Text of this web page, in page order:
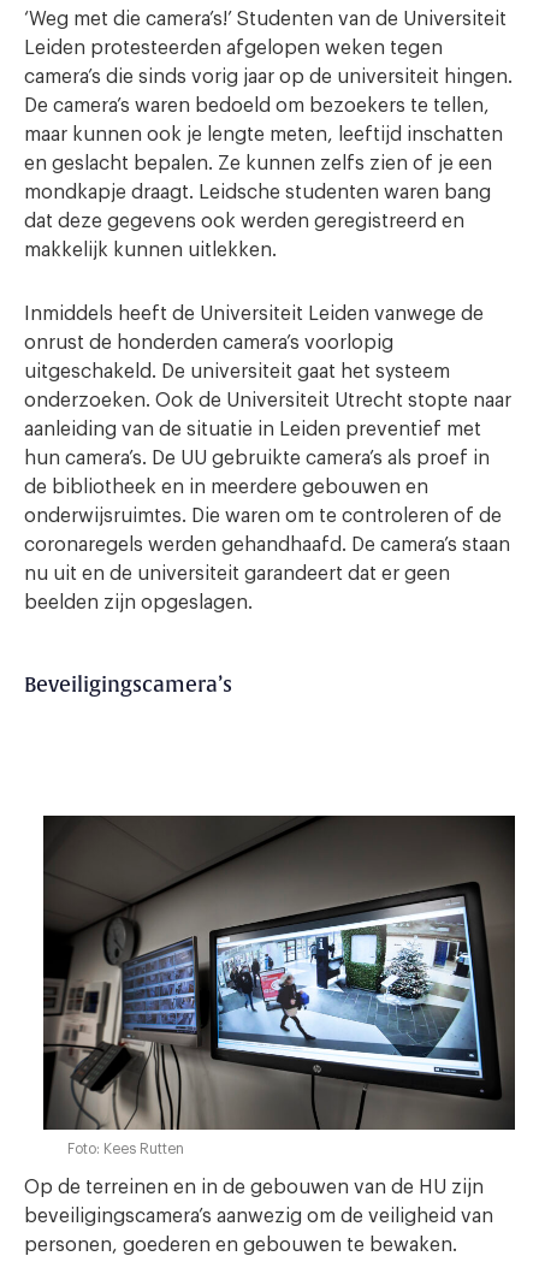
‘Weg met die camera’s!’ Studenten van de Universiteit
Leiden protesteerden afgelopen weken tegen
camera’s die sinds vorig jaar op de universiteit hingen.
De camera’s waren bedoeld om bezoekers te tellen,
maar kunnen ook je lengte meten, leeftijd inschatten
en geslacht bepalen. Ze kunnen zelfs zien of je een
mondkapje draagt. Leidsche studenten waren bang
dat deze gegevens ook werden geregistreerd en
makkelijk kunnen uitlekken.
Inmiddels heeft de Universiteit Leiden vanwege de
onrust de honderden camera’s voorlopig
uitgeschakeld. De universiteit gaat het systeem
onderzoeken. Ook de Universiteit Utrecht stopte naar
aanleiding van de situatie in Leiden preventief met
hun camera’s. De UU gebruikte camera’s als proef in
de bibliotheek en in meerdere gebouwen en
onderwijsruimtes. Die waren om te controleren of de
coronaregels werden gehandhaafd. De camera’s staan
nu uit en de universiteit garandeert dat er geen
beelden zijn opgeslagen.
Beveiligingscamera’s
Foto: Kees Rutten
Op de terreinen en in de gebouwen van de HU zijn
beveiligingscamera’s aanwezig om de veiligheid van
personen, goederen en gebouwen te bewaken.